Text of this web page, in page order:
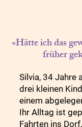
«Hätte ich das
früher
Silvia, 34 Jahre
drei kleinen
einem
Ihr Alltag ist
Fahrten ins